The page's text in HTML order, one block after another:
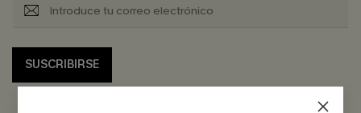
SUSCRIBIRSE